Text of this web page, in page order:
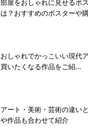
部屋をおしゃれに見せるポ
は？おすすめのポスターや
おしゃれでかっこいい現代
買いたくなる作品をご紹...
アート・美術・芸術の違い
や作品も合わせて紹介